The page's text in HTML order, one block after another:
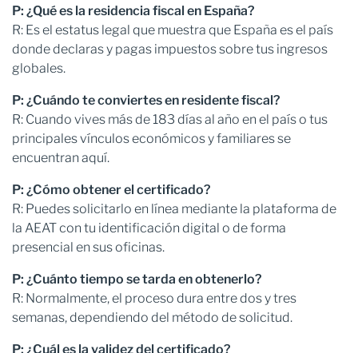
P: ¿Qué es la residencia fiscal en España?
R: Es el estatus legal que muestra que España es el país
donde declaras y pagas impuestos sobre tus ingresos
globales.
P: ¿Cuándo te conviertes en residente fiscal?
R: Cuando vives más de 183 días al año en el país o tus
principales vínculos económicos y familiares se
encuentran aquí.
P: ¿Cómo obtener el certificado?
R: Puedes solicitarlo en línea mediante la plataforma de
la AEAT con tu identificación digital o de forma
presencial en sus oficinas.
P: ¿Cuánto tiempo se tarda en obtenerlo?
R: Normalmente, el proceso dura entre dos y tres
semanas, dependiendo del método de solicitud.
P: ¿Cuál es la validez del certificado?